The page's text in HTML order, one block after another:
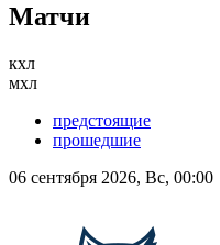
Матчи
кхл
мхл
предстоящие
прошедшие
06 сентября 2026, Вс, 00:00